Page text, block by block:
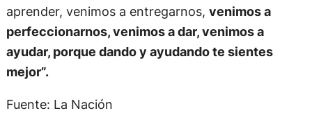
aprender, venimos a entregarnos, venimos a
perfeccionarnos, venimos a dar, venimos a
ayudar, porque dando y ayudando te sientes
mejor”.
Fuente: La Nación